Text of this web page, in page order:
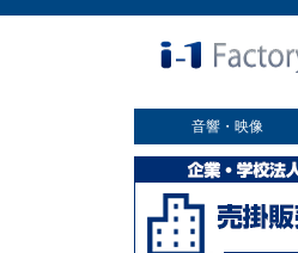
音響・映像
業務用ディスプレイ
プロジェクター
放送・業務用映像システム
書画カメラ
スクリーン
オプション